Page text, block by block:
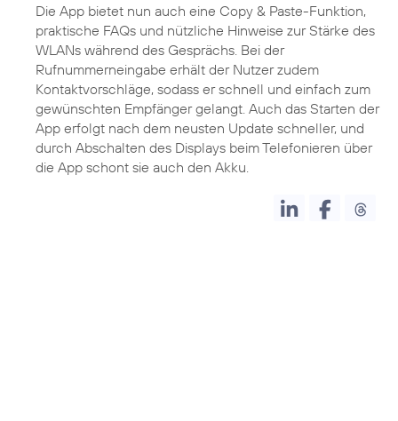
Die App bietet nun auch eine Copy & Paste-Funktion,
praktische FAQs und nützliche Hinweise zur Stärke des
WLANs während des Gesprächs. Bei der
Rufnummerneingabe erhält der Nutzer zudem
Kontaktvorschläge, sodass er schnell und einfach zum
gewünschten Empfänger gelangt. Auch das Starten der
App erfolgt nach dem neusten Update schneller, und
durch Abschalten des Displays beim Telefonieren über
die App schont sie auch den Akku.